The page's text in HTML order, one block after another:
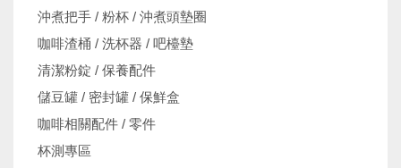
沖煮把手 / 粉杯 / 沖煮頭墊圈
咖啡渣桶 / 洗杯器 / 吧檯墊
清潔粉錠 / 保養配件
儲豆罐 / 密封罐 / 保鮮盒
咖啡相關配件 / 零件
杯測專區